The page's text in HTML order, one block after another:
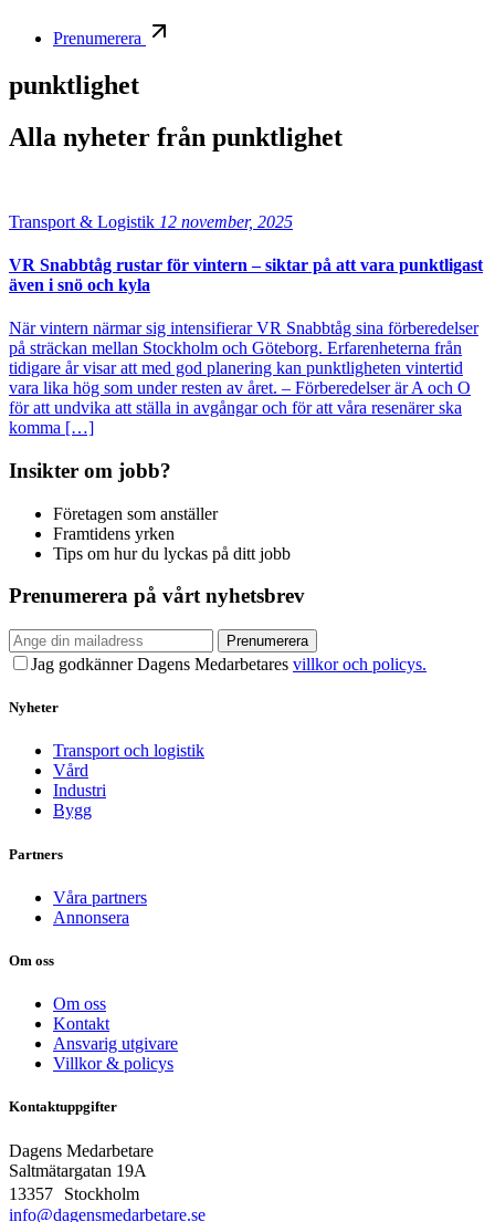
Prenumerera
punktlighet
Alla nyheter från punktlighet
Transport & Logistik 12 november, 2025
VR Snabbtåg rustar för vintern – siktar på att vara punktligast
även i snö och kyla
När vintern närmar sig intensifierar VR Snabbtåg sina förberedelser
på sträckan mellan Stockholm och Göteborg. Erfarenheterna från
tidigare år visar att med god planering kan punktligheten vintertid
vara lika hög som under resten av året. – Förberedelser är A och O
för att undvika att ställa in avgångar och för att våra resenärer ska
komma […]
Insikter om jobb?
Företagen som anställer
Framtidens yrken
Tips om hur du lyckas på ditt jobb
Prenumerera på vårt nyhetsbrev
Prenumerera
Jag godkänner Dagens Medarbetares villkor och policys.
Nyheter
Transport och logistik
Vård
Industri
Bygg
Partners
Våra partners
Annonsera
Om oss
Om oss
Kontakt
Ansvarig utgivare
Villkor & policys
Kontaktuppgifter
Dagens Medarbetare
Saltmätargatan 19A
13357 Stockholm
info@dagensmedarbetare.se